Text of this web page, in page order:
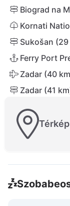
Biograd na
Kornati
Sukošan (29
Ferry Port
Zadar (40
Zadar (41